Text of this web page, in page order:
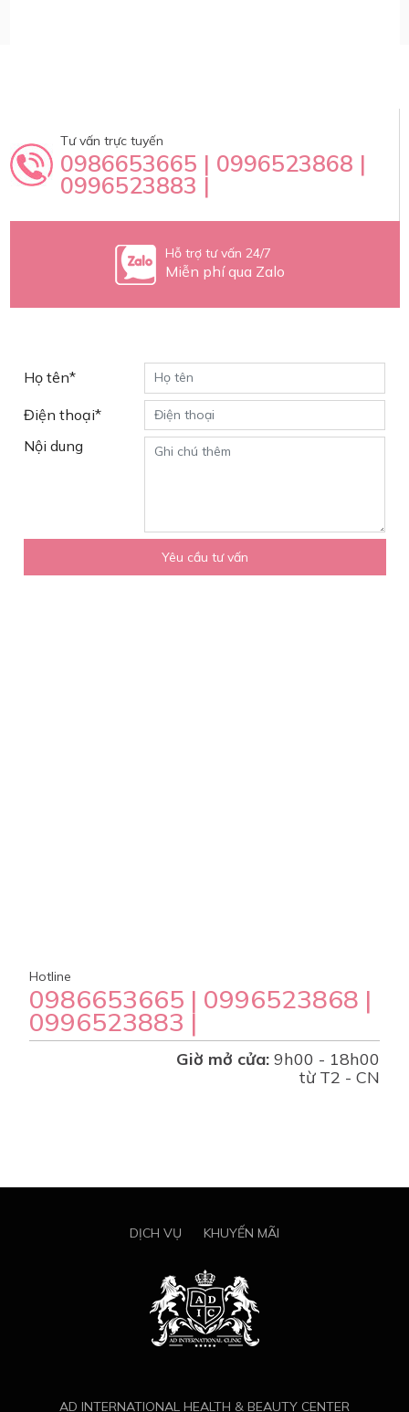
Tư vấn trực tuyến
0986653665 | 0996523868 |
0996523883 |
Hỗ trợ tư vấn 24/7
Miễn phí qua Zalo
Họ tên*
Điện thoại*
Nội dung
Yêu cầu tư vấn
Hotline
0986653665 | 0996523868 |
0996523883 |
Giờ mở cửa: 9h00 - 18h00
từ T2 - CN
DỊCH VỤ KHUYẾN MÃI
AD INTERNATIONAL HEALTH & BEAUTY CENTER